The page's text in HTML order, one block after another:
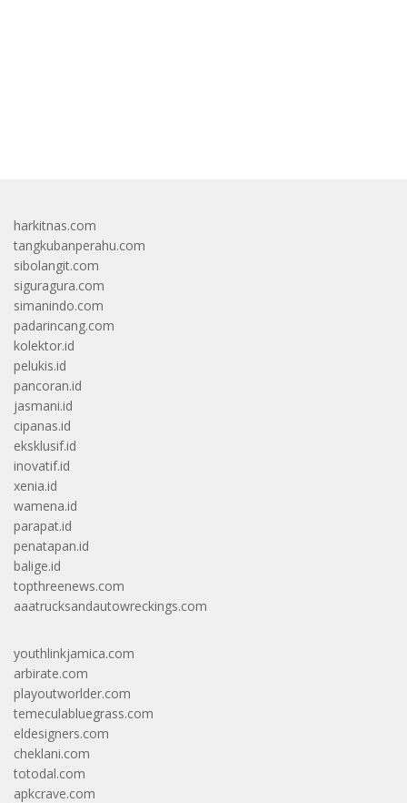
harkitnas.com
tangkubanperahu.com
sibolangit.com
siguragura.com
simanindo.com
padarincang.com
kolektor.id
pelukis.id
pancoran.id
jasmani.id
cipanas.id
eksklusif.id
inovatif.id
xenia.id
wamena.id
parapat.id
penatapan.id
balige.id
topthreenews.com
aaatrucksandautowreckings.com
youthlinkjamica.com
arbirate.com
playoutworlder.com
temeculabluegrass.com
eldesigners.com
cheklani.com
totodal.com
apkcrave.com